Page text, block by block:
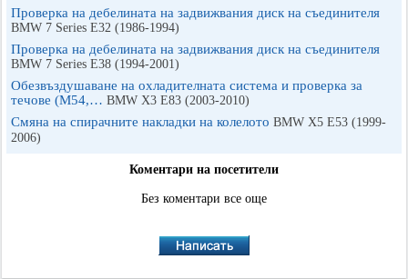
Проверка на дебелината на задвижвания диск на съединителя
BMW 7 Series E32 (1986-1994)
Проверка на дебелината на задвижвания диск на съединителя
BMW 7 Series E38 (1994-2001)
Обезвъздушаване на охладителната система и проверка за
течове (M54,… BMW X3 Е83 (2003-2010)
Смяна на спирачните накладки на колелото BMW X5 E53 (1999-
2006)
Коментари на посетители
Без коментари все още